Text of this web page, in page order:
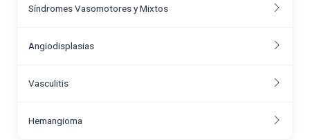
Síndromes Vasomotores y Mixtos
Angiodisplasias
Vasculitis
Hemangioma